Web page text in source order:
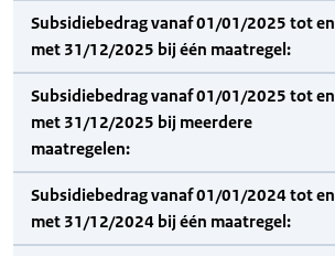
Subsidiebedrag vanaf 01/01/2025 tot en
met 31/12/2025 bij één maatregel:
Subsidiebedrag vanaf 01/01/2025 tot en
met 31/12/2025 bij meerdere
maatregelen:
Subsidiebedrag vanaf 01/01/2024 tot en
met 31/12/2024 bij één maatregel: